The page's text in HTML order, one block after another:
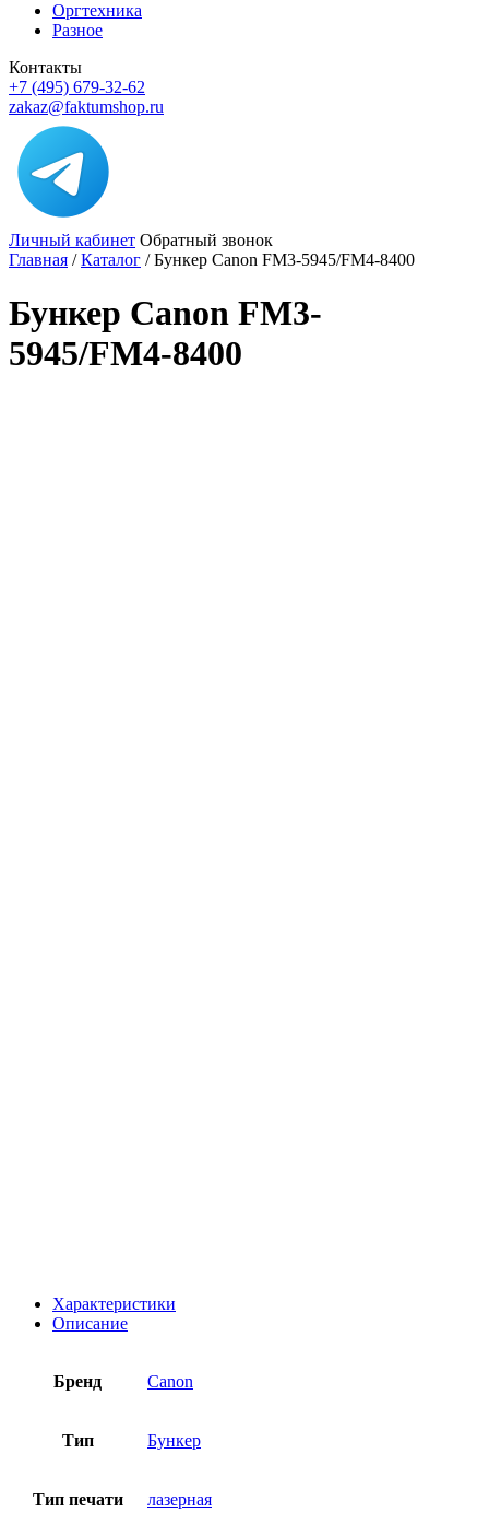
Оргтехника
Разное
Контакты
+7 (495) 679-32-62
zakaz@faktumshop.ru
Личный кабинет Обратный звонок
Главная /Каталог /Бункер Canon FM3-5945/FM4-8400
Бункер Canon FM3-
5945/FM4-8400
Характеристики
Описание
Бренд Canon
Тип Бункер
Тип печати лазерная